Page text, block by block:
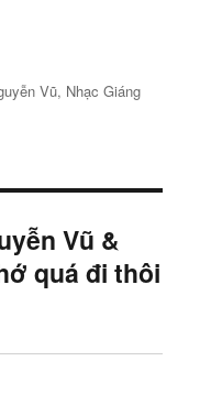
Vũ, Nhạc Giáng
Vũ &
quá đi thôi